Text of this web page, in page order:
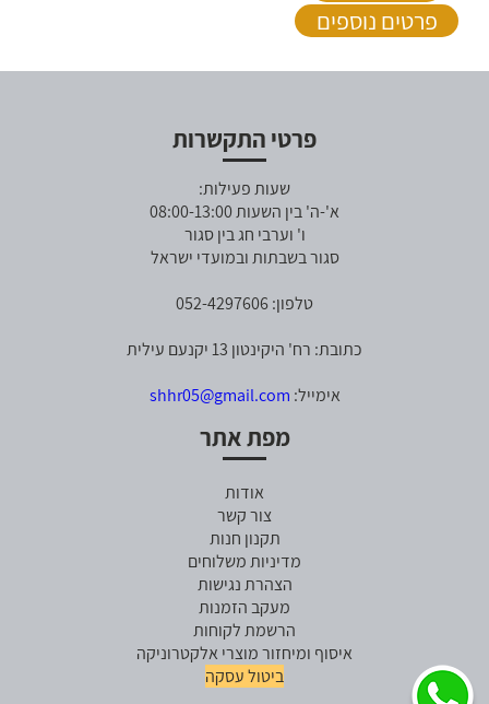
פרטים נוספים
פרטי התקשרות
שעות פעילות:
א'-ה' בין השעות 08:00-13:00
ו' וערבי חג בין סגור
סגור בשבתות ובמועדי ישראל
טלפון: 052-4297606
כתובת: רח' היקינטון 13 יקנעם עילית
אימייל: shhr05@gmail.com
מפת אתר
אודות
צור קשר
תקנון חנות
מדיניות משלוחים
הצהרת נגישות
מעקב הזמנות
הרשמת לקוחות
איסוף ומיחזור מוצרי אלקטרוניקה
ביטול עסקה